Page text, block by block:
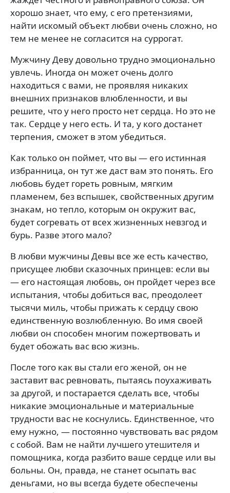
хорошо знает, что ему, с его претензиями,
найти искомый объект любви очень сложно, но
тем не менее не согласится на суррогат.
Мужчину Деву довольно трудно эмоционально
ув­лечь. Иногда он может очень долго
находиться с вами, не проявляя никаких
внешних признаков влюбленнос­ти, и вы
решите, что у него просто нет сердца. Но это не
так. Сердце у него есть. И та, у кого достанет
терпе­ния, сможет в этом убедиться.
Как только он поймет, что вы — его истинная
из­бранница, он тут же даст вам это понять. Его
любовь будет гореть ровным, мягким
пламенем, без вспышек, свойственных другим
знакам, но тепло, которым он окружит вас,
будет согревать от всех жизнен­ных невзгод и
бурь. Разве этого мало?
В любви мужчины Девы все же есть качество,
присущее любви сказочных принцев: если вы
— его настоящая любовь, он пройдет через все
испытания, чтобы добиться вас, преодолеет
тысячи миль, чтобы прижать к сердцу свою
единственную возлюбленную. Во имя своей
любви он способен многим пожертвовать и
будет обожать вас всю жизнь.
После того как вы стали его женой, он не
заставит вас ревновать, пытаясь поухаживать
за другой, и поста­рается сделать все, чтобы
никакие эмоциональные и ма­териальные
трудности вас не коснулись. Единственное, что
ему нужно, — постоянно чувствовать вас рядом
с собой. Вам не найти лучшего утешителя и
помощника, когда разбито ваше сердце или вы
больны. Он, правда, не станет осыпать вас
деньгами, но вы всегда будете обеспечены